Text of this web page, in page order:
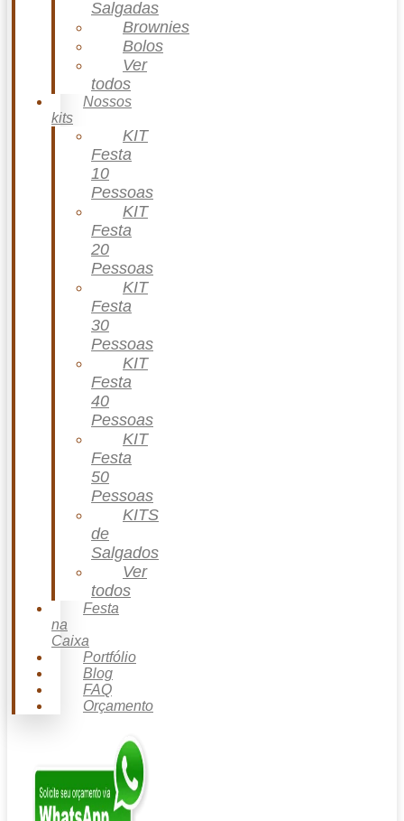
Salgadas
Brownies
Bolos
Ver
todos
Nossos
kits
KIT
Festa
10
Pessoas
KIT
Festa
20
Pessoas
KIT
Festa
30
Pessoas
KIT
Festa
40
Pessoas
KIT
Festa
50
Pessoas
KITS
de
Salgados
Ver
todos
Festa
na
Caixa
Portfólio
Blog
FAQ
Orçamento